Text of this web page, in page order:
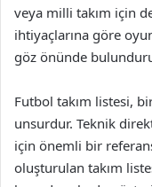
veya milli takım için
ihtiyaçlarına göre
göz önünde
Futbol takım listesi,
unsurdur. Teknik
için önemli bir
oluşturulan takım